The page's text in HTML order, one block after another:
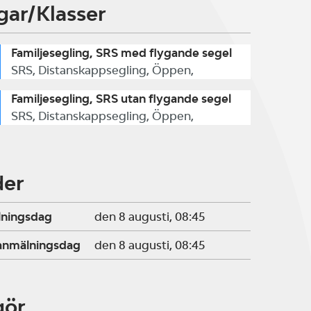
Klasser
Familjesegling, SRS med flygande segel
SRS, Distanskappsegling, Öppen,
Familjesegling, SRS utan flygande segel
SRS, Distanskappsegling, Öppen,
den 8 augusti, 08:45
den 8 augusti, 08:45